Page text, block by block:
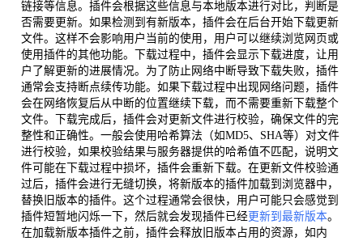
链接等信息。插件会根据这些信息与本地版本进行对比，判断是
否需要更新。如果检测到有新版本，插件会在后台开始下载更新
文件。这样不会影响用户当前的使用，用户可以继续浏览网页或
使用插件的其他功能。下载过程中，插件会显示下载进度，让用
户了解更新的进展情况。为了防止网络中断导致下载失败，插件
通常会支持断点续传功能。如果下载过程中出现网络问题，插件
会在网络恢复后从中断的位置继续下载，而不需要重新下载整个
文件。下载完成后，插件会对更新文件进行校验，确保文件的完
整性和正确性。一般会使用哈希算法（如MD5、SHA等）对文件
进行校验，如果校验结果与服务器提供的哈希值不匹配，说明文
件可能在下载过程中损坏，插件会重新下载。在更新文件校验通
过后，插件会进行无缝切换，将新版本的插件加载到浏览器中，
替换旧版本的插件。这个过程通常会很快，用户可能只会感觉到
插件短暂地闪烁一下，然后就会发现插件已经更新到最新版本。
在加载新版本插件之前，插件会释放旧版本占用的资源，如内